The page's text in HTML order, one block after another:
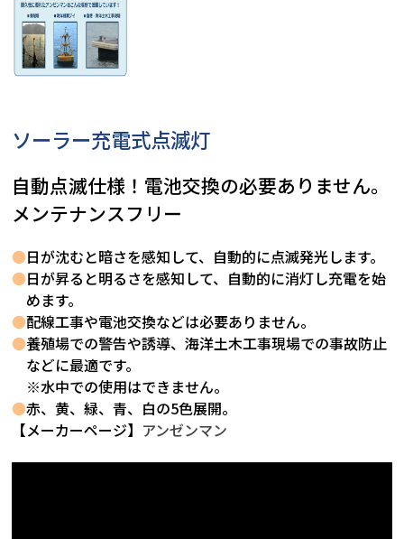
ソーラー充電式点滅灯
自動点滅仕様！電池交換の必要ありません。
メンテナンスフリー
●日が沈むと暗さを感知して、自動的に点滅発光します。
●日が昇ると明るさを感知して、自動的に消灯し充電を始
めます。
●配線工事や電池交換などは必要ありません。
●養殖場での警告や誘導、海洋土木工事現場での事故防止
などに最適です。
※水中での使用はできません。
●赤、黄、緑、青、白の5色展開。
【メーカーページ】 アンゼンマン